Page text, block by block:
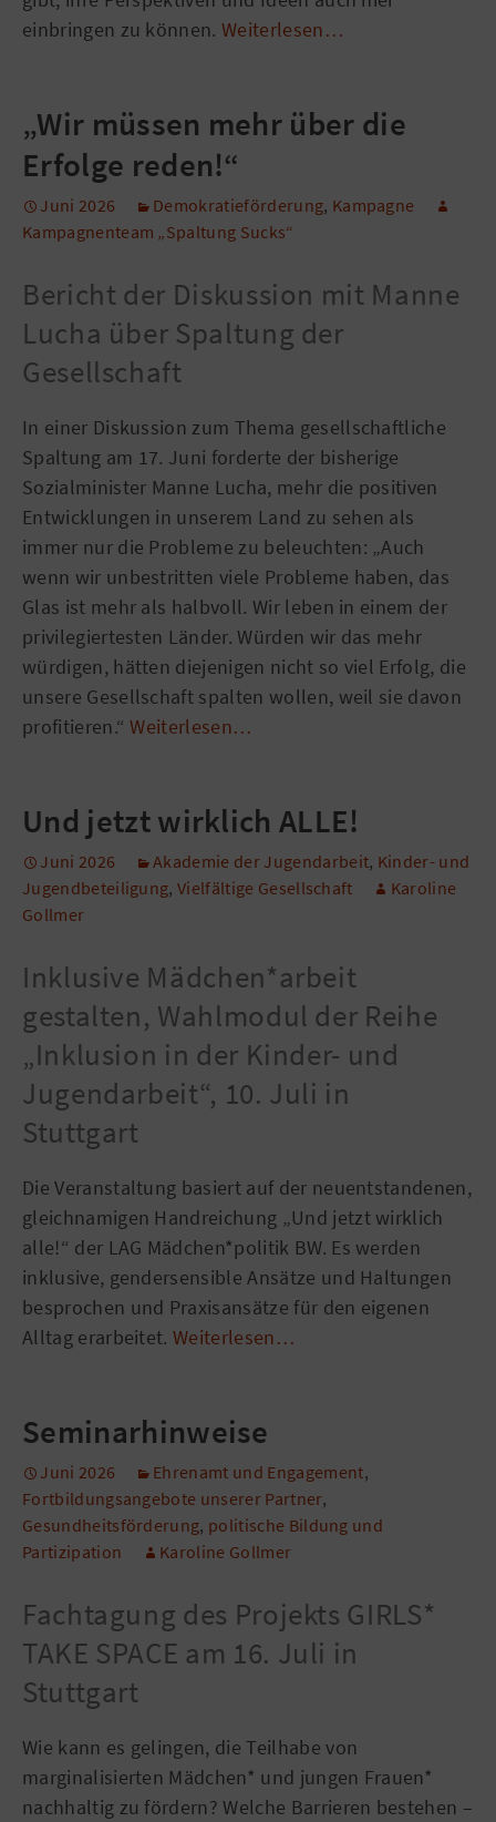
einbringen zu können.Weiterlesen…
„Wir müssen mehr über die
Erfolge reden!“
Juni 2026 Demokratieförderung, Kampagne
Kampagnenteam „Spaltung Sucks“
Bericht der Diskussion mit Manne
Lucha über Spaltung der
Gesellschaft
In einer Diskussion zum Thema gesellschaftliche
Spaltung am 17. Juni forderte der bisherige
Sozialminister Manne Lucha, mehr die positiven
Entwicklungen in unserem Land zu sehen als
immer nur die Probleme zu beleuchten: „Auch
wenn wir unbestritten viele Probleme haben, das
Glas ist mehr als halbvoll. Wir leben in einem der
privilegiertesten Länder. Würden wir das mehr
würdigen, hätten diejenigen nicht so viel Erfolg, die
unsere Gesellschaft spalten wollen, weil sie davon
profitieren.“Weiterlesen…
Und jetzt wirklich ALLE!
Juni 2026 Akademie der Jugendarbeit, Kinder- und
Jugendbeteiligung,Vielfältige Gesellschaft
Karoline
Gollmer
Inklusive Mädchen*arbeit
gestalten, Wahlmodul der Reihe
„Inklusion in der Kinder- und
Jugendarbeit“, 10. Juli in
Stuttgart
Die Veranstaltung basiert auf der neuentstandenen,
gleichnamigen Handreichung „Und jetzt wirklich
alle!“ der LAG Mädchen*politik BW. Es werden
inklusive, gendersensible Ansätze und Haltungen
besprochen und Praxisansätze für den eigenen
Alltag erarbeitet.Weiterlesen…
Seminarhinweise
Juni 2026 Ehrenamt und Engagement,
Fortbildungsangebote unserer Partner,
Gesundheitsförderung, politische Bildung und
Partizipation
Karoline Gollmer
Fachtagung des Projekts GIRLS*
TAKE SPACE am 16. Juli in
Stuttgart
Wie kann es gelingen, die Teilhabe von
marginalisierten Mädchen* und jungen Frauen*
nachhaltig zu fördern? Welche Barrieren bestehen –